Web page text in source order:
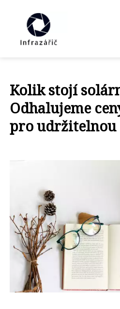
Kolik stojí
Odhalujeme
pro